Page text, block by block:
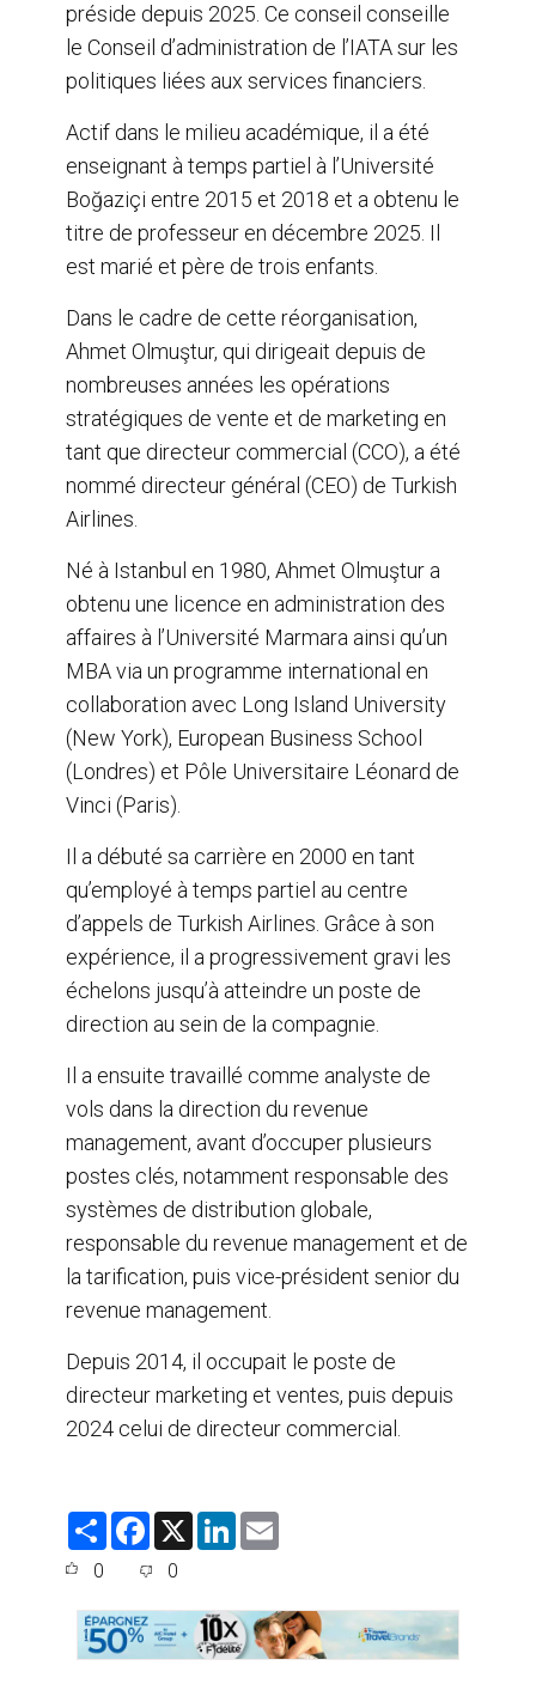
préside depuis 2025. Ce conseil conseille
le Conseil d’administration de l’IATA sur les
politiques liées aux services financiers.
Actif dans le milieu académique, il a été
enseignant à temps partiel à l’Université
Boğaziçi entre 2015 et 2018 et a obtenu le
titre de professeur en décembre 2025. Il
est marié et père de trois enfants.
Dans le cadre de cette réorganisation,
Ahmet Olmuştur, qui dirigeait depuis de
nombreuses années les opérations
stratégiques de vente et de marketing en
tant que directeur commercial (CCO), a été
nommé directeur général (CEO) de Turkish
Airlines.
Né à Istanbul en 1980, Ahmet Olmuştur a
obtenu une licence en administration des
affaires à l’Université Marmara ainsi qu’un
MBA via un programme international en
collaboration avec Long Island University
(New York), European Business School
(Londres) et Pôle Universitaire Léonard de
Vinci (Paris).
Il a débuté sa carrière en 2000 en tant
qu’employé à temps partiel au centre
d’appels de Turkish Airlines. Grâce à son
expérience, il a progressivement gravi les
échelons jusqu’à atteindre un poste de
direction au sein de la compagnie.
Il a ensuite travaillé comme analyste de
vols dans la direction du revenue
management, avant d’occuper plusieurs
postes clés, notamment responsable des
systèmes de distribution globale,
responsable du revenue management et de
la tarification, puis vice-président senior du
revenue management.
Depuis 2014, il occupait le poste de
directeur marketing et ventes, puis depuis
2024 celui de directeur commercial.
S
F
e
o
o
k
X
L
d
I
n
0 0